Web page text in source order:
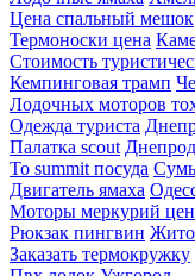
Цена спальный мешок
Термоноски цена
Стоимость
Кемпинговая трамп
Лодочных моторов
Одежда туриста
Палатка scout
To summit посуда
Двигатель ямаха
Моторы меркурий
Рюкзак пингвин
Заказать термокружку